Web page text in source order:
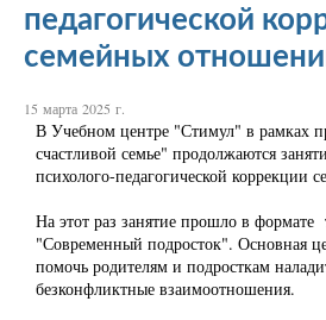
педагогической
семейных
15 марта 2025 г.
В Учебном центре "Стимул" в рамках
счастливой семье" продолжаются
психолого-педагогической коррекции
На этот раз занятие прошло в формате
"Современный подросток". Основная
помочь родителям и подросткам
безконфликтные взаимоотношения.